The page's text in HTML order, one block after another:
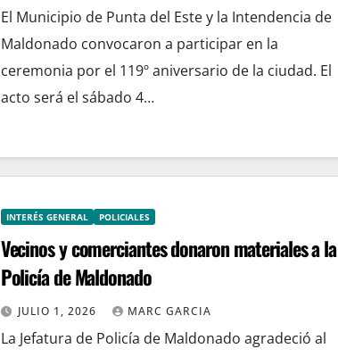
El Municipio de Punta del Este y la Intendencia de
Maldonado convocaron a participar en la
ceremonia por el 119º aniversario de la ciudad. El
acto será el sábado 4…
INTERÉS GENERAL POLICIALES
Vecinos y comerciantes donaron materiales a la
Policía de Maldonado
JULIO 1, 2026 MARC GARCIA
La Jefatura de Policía de Maldonado agradeció al